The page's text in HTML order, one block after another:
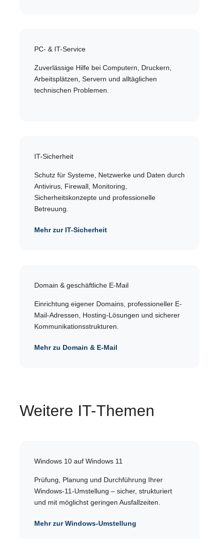
PC- & IT-Service
Zuverlässige Hilfe bei Computern, Druckern,
Arbeitsplätzen, Servern und alltäglichen
technischen Problemen.
IT-Sicherheit
Schutz für Systeme, Netzwerke und Daten durch
Antivirus, Firewall, Monitoring,
Sicherheitskonzepte und professionelle
Betreuung.
Mehr zur IT-Sicherheit
Domain & geschäftliche E-Mail
Einrichtung eigener Domains, professioneller E-
Mail-Adressen, Hosting-Lösungen und sicherer
Kommunikationsstrukturen.
Mehr zu Domain & E-Mail
Weitere IT-Themen
Windows 10 auf Windows 11
Prüfung, Planung und Durchführung Ihrer
Windows-11-Umstellung – sicher, strukturiert
und mit möglichst geringen Ausfallzeiten.
Mehr zur Windows-Umstellung